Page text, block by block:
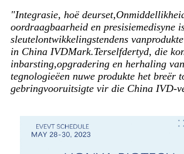
"Integrasie, hoë deurset,
oordraagbaarheid en presisiemedisyne
sleutelontwikkelingstendens van
in China IVDMark.Terselfdertyd, die
inbarsting,opgradering en herhaling
tegnologieëen nuwe produkte het breër
gebringvooruitsigte vir die China IVD-